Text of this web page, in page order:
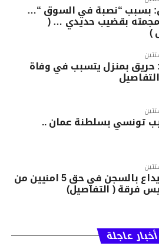
بسبب “نصبة في السوق “…
بقضيب حديدي … (
)
حريق بمنزل يتسبب في وفاة
تونسي بسلطنة عمان ..
ابطاقة ايداع بالسجن في حق 5 امنيين من
فرقة ( التفاصيل)
أخبار عاجلة